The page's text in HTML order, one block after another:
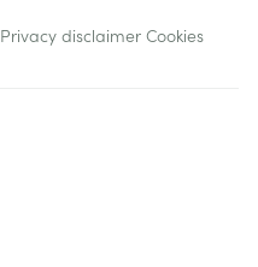
Privacy disclaimer Cookies